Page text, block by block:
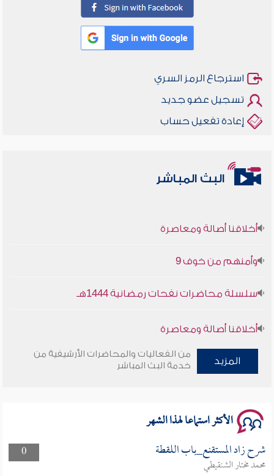
استرجاع الرمز السري
تسجيل عضو جديد
إعادة تفعيل حساب
البث المباشر
أخلاقنا أصالة ومعاصرة
وأمنهم من خوف 9
سلسلة محاضرات نفحات رمضانية 1444هـ
أخلاقنا أصالة ومعاصرة
وأمنهم من خوف 9
المزيد
من الفعاليات والمحاضرات الأرشيفية من
خدمة البث المباشر
الأكثر استماعا لهذا الشهر
0 شرح زاد المستقنع_باب اللقطة
محمد مختار الشنقيطي